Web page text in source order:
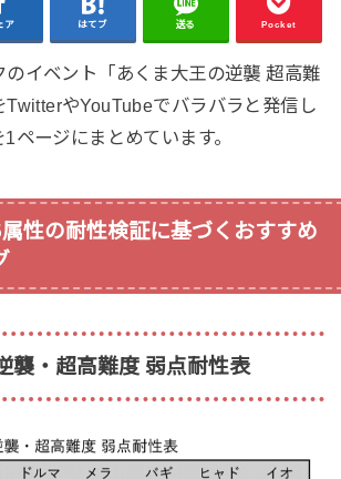
ア はてブ 送る Pocket
のイベント「あくま大王の逆襲 超高難
TwitterやYouTubeでバラバラと発信し
ページにまとめています。
性の耐性検証に基づくおすすめ
襲・超高難度 弱点耐性表